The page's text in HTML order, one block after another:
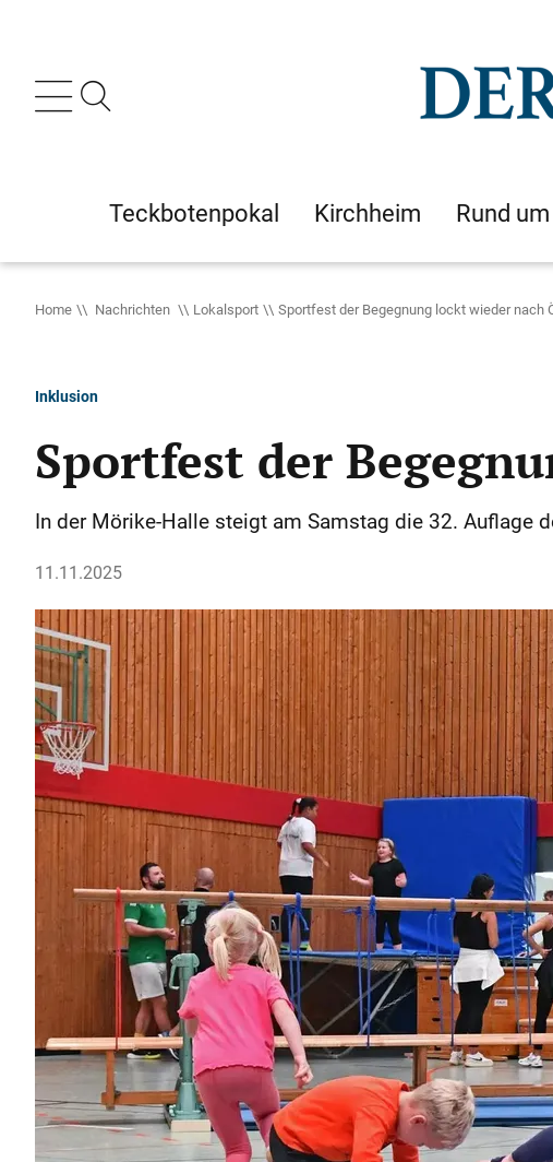
Teckbotenpokal Kirchheim Rund
Home Nachrichten Lokalsport Sportfest der Begegnung lockt wieder nach
Inklusion
Sportfest der
In der Mörike-Halle steigt am Samstag die 32. Auflage
11.11.2025